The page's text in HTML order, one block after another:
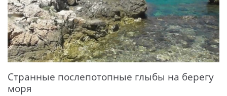
Странные послепотопные глыбы на берегу
моря